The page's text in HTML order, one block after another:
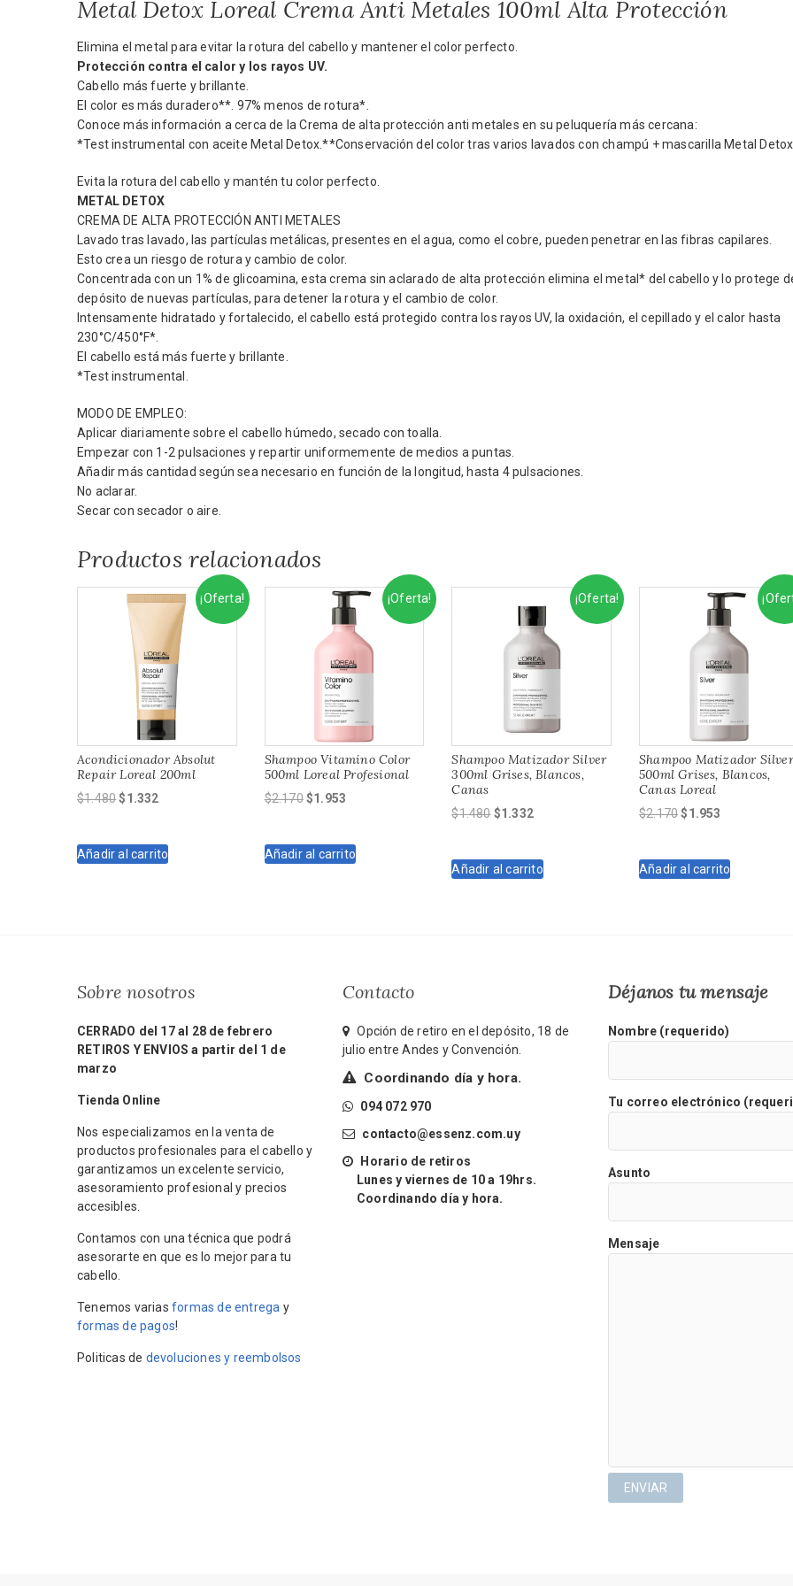
Metal Detox Loreal Crema Anti Metales 100ml Alta Protección
Elimina el metal para evitar la rotura del cabello y mantener el color perfecto.
Protección contra el calor y los rayos UV.
Cabello más fuerte y brillante.
El color es más duradero**. 97% menos de rotura*.
Conoce más información a cerca de la Crema de alta protección anti metales en su peluquería más cercana:
*Test instrumental con aceite Metal Detox.**Conservación del color tras varios lavados con champú + mascarilla Metal Detox.
Evita la rotura del cabello y mantén tu color perfecto.
METAL DETOX
CREMA DE ALTA PROTECCIÓN ANTI METALES
Lavado tras lavado, las partículas metálicas, presentes en el agua, como el cobre, pueden penetrar en las fibras capilares.
Esto crea un riesgo de rotura y cambio de color.
Concentrada con un 1% de glicoamina, esta crema sin aclarado de alta protección elimina el metal* del cabello y lo protege
depósito de nuevas partículas, para detener la rotura y el cambio de color.
Intensamente hidratado y fortalecido, el cabello está protegido contra los rayos UV, la oxidación, el cepillado y el calor hasta
230°C/450°F*.
El cabello está más fuerte y brillante.
*Test instrumental.
MODO DE EMPLEO:
Aplicar diariamente sobre el cabello húmedo, secado con toalla.
Empezar con 1-2 pulsaciones y repartir uniformemente de medios a puntas.
Añadir más cantidad según sea necesario en función de la longitud, hasta 4 pulsaciones.
No aclarar.
Secar con secador o aire.
Productos relacionados
¡Oferta!
Acondicionador Absolut
Repair Loreal 200ml
$1.480El
era:
$1.332El
es:
Añadir al carrito
¡Oferta!
Shampoo Vitamino Color
500ml Loreal Profesional
$2.170El
era:
$1.953
es:
Añadir al carrito
¡Oferta!
Shampoo Matizador Silver
300ml Grises, Blancos,
Canas
$1.480 El
era:
$1.332El
es:
Añadir al carrito
Shampoo Matizador Silver
500ml Grises, Blancos,
Canas Loreal
$2.170El
era:
$1.953
es:
Añadir al carrito
Sobre nosotros
CERRADO del 17 al 28 de febrero
RETIROS Y ENVIOS a partir del 1 de
marzo
Tienda Online
Nos especializamos en la venta de
productos profesionales para el cabello y
garantizamos un excelente servicio,
asesoramiento profesional y precios
accesibles.
Contamos con una técnica que podrá
asesorarte en que es lo mejor para tu
cabello.
Tenemos varias formas de entrega y
formas de pagos!
Politicas de devoluciones y reembolsos
Contacto
Opción de retiro en el depósito, 18 de
julio entre Andes y Convención.
Coordinando día y hora.
094 072 970
contacto@essenz.com.uy
Horario de retiros
Lunes y viernes de 10 a 19hrs.
Coordinando día y hora.
Déjanos tu mensaje
Nombre (requerido)
Tu correo electrónico
Asunto
Mensaje